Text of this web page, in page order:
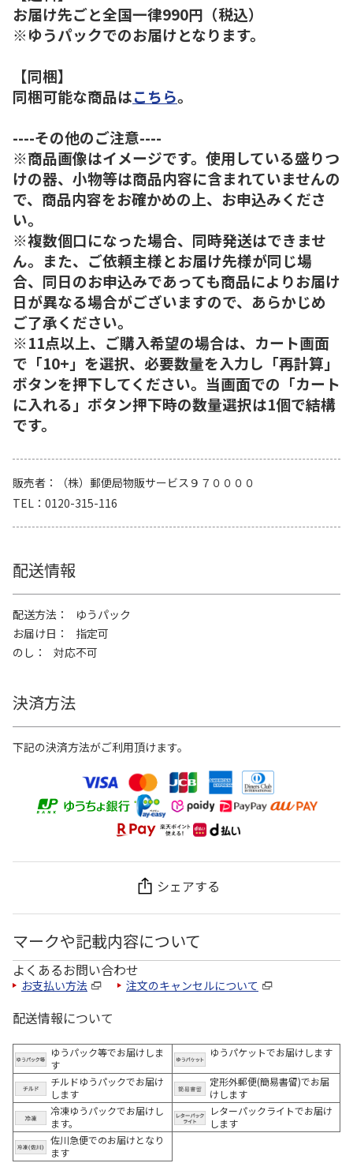
お届け先ごと全国一律990円（税込）
※ゆうパックでのお届けとなります。
【同梱】
同梱可能な商品はこちら。
----その他のご注意----
※商品画像はイメージです。使用している盛りつ
けの器、小物等は商品内容に含まれていませんの
で、商品内容をお確かめの上、お申込みくださ
い。
※複数個口になった場合、同時発送はできませ
ん。また、ご依頼主様とお届け先様が同じ場
合、同日のお申込みであっても商品によりお届け
日が異なる場合がございますので、あらかじめ
ご了承ください。
※11点以上、ご購入希望の場合は、カート画面
で「10+」を選択、必要数量を入力し「再計算」
ボタンを押下してください。当画面での「カート
に入れる」ボタン押下時の数量選択は1個で結構
です。
販売者
（株）郵便局物販サービス９７００００
TEL
0120-315-116
配送情報
配送方法
ゆうパック
お届け日
指定可
のし
対応不可
決済方法
下記の決済方法がご利用頂けます。
シェアする
マークや記載内容について
よくあるお問い合わせ
お支払い方法 注文のキャンセルについて
配送情報について
ゆうパック等でお届けしま
す
ゆうパケットでお届けします
チルドゆうパックでお届け
します
定形外郵便(簡易書留)でお届
けします
冷凍ゆうパックでお届けし
ます。
レターパックライトでお届け
します
佐川急便でのお届けとなり
ます